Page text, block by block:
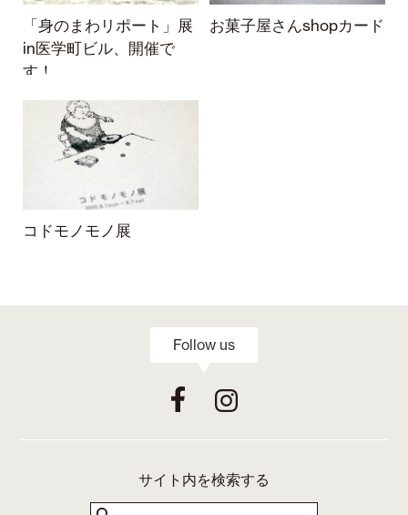
「身のまわリポート」展
in医学町ビル、開催で
す！
お菓子屋さんshopカード
コドモノモノ展
Follow us
サイト内を検索する